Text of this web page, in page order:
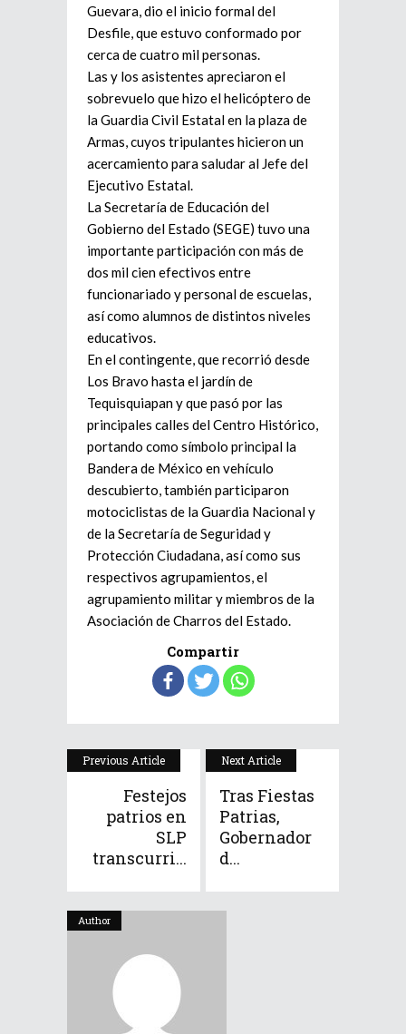
Guevara, dio el inicio formal del
Desfile, que estuvo conformado por
cerca de cuatro mil personas.
Las y los asistentes apreciaron el
sobrevuelo que hizo el helicóptero de
la Guardia Civil Estatal en la plaza de
Armas, cuyos tripulantes hicieron un
acercamiento para saludar al Jefe del
Ejecutivo Estatal.
La Secretaría de Educación del
Gobierno del Estado (SEGE) tuvo una
importante participación con más de
dos mil cien efectivos entre
funcionariado y personal de escuelas,
así como alumnos de distintos niveles
educativos.
En el contingente, que recorrió desde
Los Bravo hasta el jardín de
Tequisquiapan y que pasó por las
principales calles del Centro Histórico,
portando como símbolo principal la
Bandera de México en vehículo
descubierto, también participaron
motociclistas de la Guardia Nacional y
de la Secretaría de Seguridad y
Protección Ciudadana, así como sus
respectivos agrupamientos, el
agrupamiento militar y miembros de la
Asociación de Charros del Estado.
Compartir
Previous Article
Festejos
patrios en
SLP
transcurri...
Next Article
Tras Fiestas
Patrias,
Gobernador
d...
Author